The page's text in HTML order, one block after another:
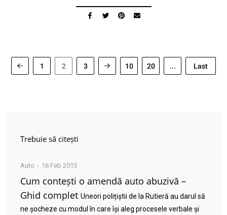
1 2 3 10 20 ... Last
Trebuie să citești
Auto 16 Feb 2015
Cum contești o amendă auto abuzivă –
Ghid complet Uneori polițiștii de la Rutieră au darul să
ne șocheze cu modul în care își aleg procesele verbale și